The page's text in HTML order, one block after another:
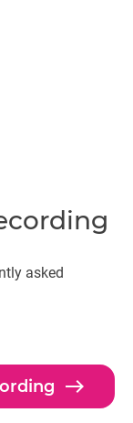
asked
east